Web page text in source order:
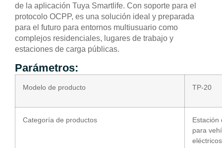
de la aplicación Tuya Smartlife. Con soporte para el
protocolo OCPP, es una solución ideal y preparada
para el futuro para entornos multiusuario como
complejos residenciales, lugares de trabajo y
estaciones de carga públicas.
Parámetros:
Modelo de producto TP-20
Categoría de productos
Estación
para
eléctricos